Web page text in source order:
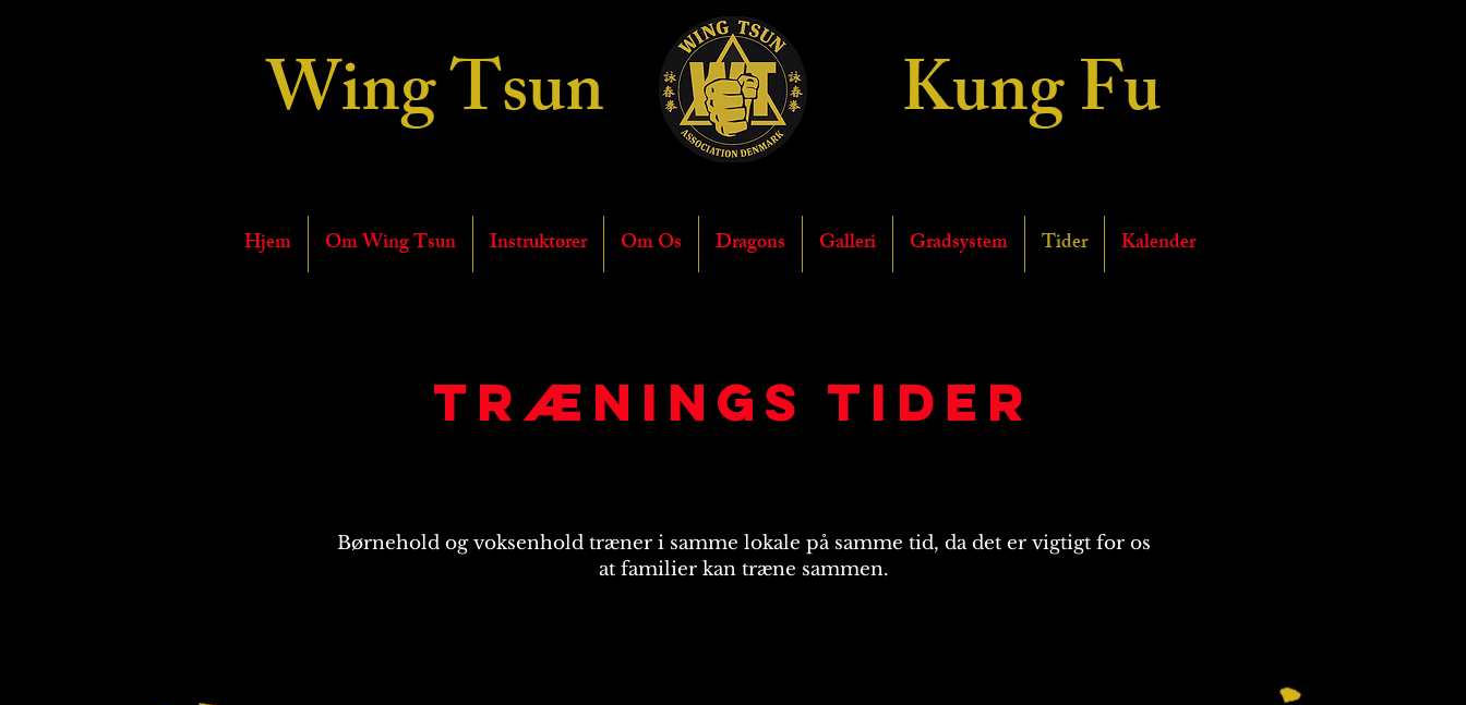
Wing Tsun Kung Fu
Hjem Om Wing Tsun Instruktører Om Os Dragons Galleri Gradsystem Tider Kalender
Trænings tider
Børnehold og voksenhold træner i samme lokale på samme tid, da det er vigtigt for os
at familier kan træne sammen.